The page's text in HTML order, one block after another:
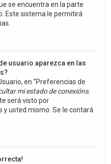
se encuentra en la parte
Este sistema le permitirá
usuario aparezca en las
en “Preferencias de
mi estado de conexións.
será visto por
usted mismo. Se le contará